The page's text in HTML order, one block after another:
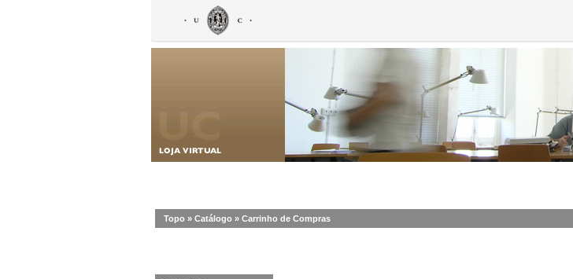
Topo » Catálogo » Carrinho de Compras